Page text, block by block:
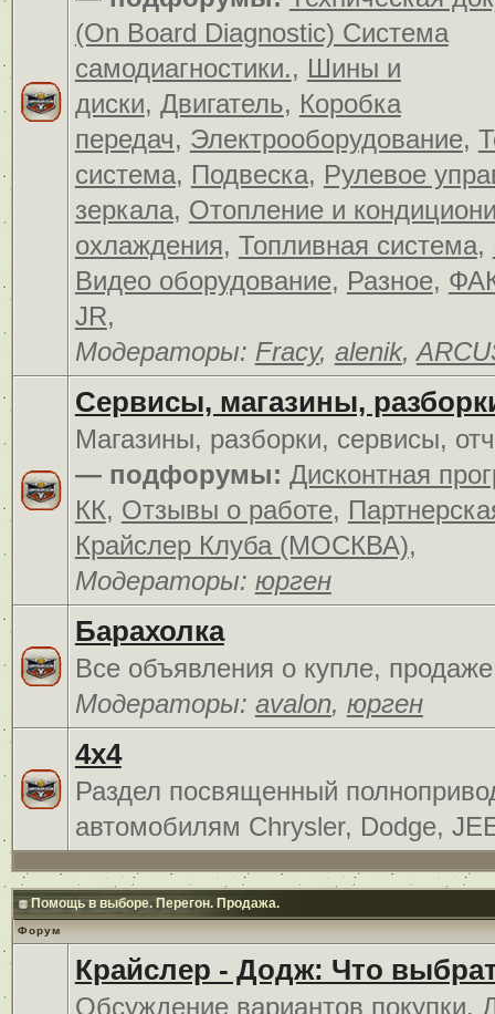
(On Board Diagnostic) Система
самодиагностики., Шины и
диски, Двигатель, Коробка
передач, Электрооборудование,
система, Подвеска, Рулевое
зеркала, Отопление и
охлаждения, Топливная система,
Видео оборудование, Разное,
JR,
Модераторы: Fracy, alenik,
Сервисы, магазины,
Магазины, разборки, сервисы,
— подфорумы: Дисконтная
КК, Отзывы о работе,
Крайслер Клуба (МОСКВА),
Модераторы: юрген
Барахолка
Все объявления о купле,
Модераторы: avalon, юрген
4x4
Раздел посвященный
автомобилям Chrysler, Dodge,
Помощь в выборе. Перегон. Продажа.
Форум
Крайслер - Додж: Что
Обсуждение вариантов покупки.